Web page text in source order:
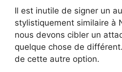
Il est inutile de signer un
stylistiquement similaire à
nous devons cibler un
quelque chose de
de cette autre option.